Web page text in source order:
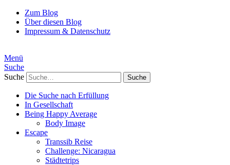
Zum Blog
Über diesen Blog
Impressum & Datenschutz
Menü
Suche
Suche
Die Suche nach Erfüllung
In Gesellschaft
Being Happy Average
Body Image
Escape
Transsib Reise
Challenge: Nicaragua
Städtetrips